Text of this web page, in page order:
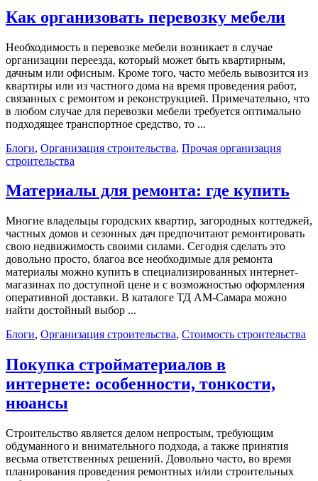
Как организовать перевозку мебели
Необходимость в перевозке мебели возникает в случае
организации переезда, который может быть квартирным,
дачным или офисным. Кроме того, часто мебель вывозится из
квартиры или из частного дома на время проведения работ,
связанных с ремонтом и реконструкцией. Примечательно, что
в любом случае для перевозки мебели требуется оптимально
подходящее транспортное средство, то ...
Блоги, Организация строительства, Прочая организация
строительства
Материалы для ремонта: где купить
Многие владельцы городских квартир, загородных коттеджей,
частных домов и сезонных дач предпочитают ремонтировать
свою недвижимость своими силами. Сегодня сделать это
довольно просто, благоа все необходимые для ремонта
материалы можно купить в специализированных интернет-
магазинах по доступной цене и с возможностью оформления
оперативной доставки. В каталоге ТД АМ-Самара можно
найти достойный выбор ...
Блоги, Организация строительства, Стоимость строительства
Покупка стройматериалов в
интернете: особенности, тонкости,
нюансы
Строительство является делом непростым, требующим
обдуманного и внимательного подхода, а также принятия
весьма ответственных решений. Довольно часто, во время
планирования проведения ремонтных и/или строительных